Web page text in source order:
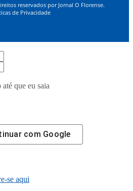
reservados por Jornal O Florense.
de Privacidade
que eu saia
com Google
se aqui